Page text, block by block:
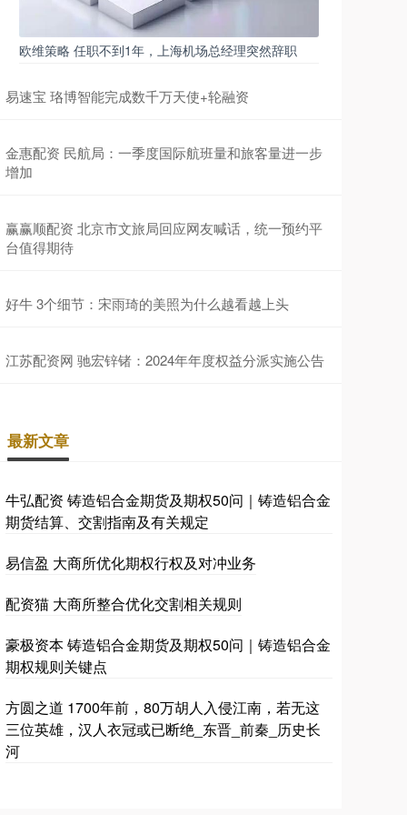
欧维策略 任职不到1年，上海机场总经理突然辞职
易速宝 珞博智能完成数千万天使+轮融资
金惠配资 民航局：一季度国际航班量和旅客量进一步
增加
赢赢顺配资 北京市文旅局回应网友喊话，统一预约平
台值得期待
好牛 3个细节：宋雨琦的美照为什么越看越上头
江苏配资网 驰宏锌锗：2024年年度权益分派实施公告
最新文章
牛弘配资 铸造铝合金期货及期权50问｜铸造铝合金
期货结算、交割指南及有关规定
易信盈 大商所优化期权行权及对冲业务
配资猫 大商所整合优化交割相关规则
豪极资本 铸造铝合金期货及期权50问｜铸造铝合金
期权规则关键点
方圆之道 1700年前，80万胡人入侵江南，若无这
三位英雄，汉人衣冠或已断绝_东晋_前秦_历史长
河